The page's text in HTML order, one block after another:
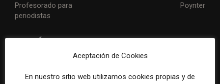
Profesorado para
periodistas
Poynter
Aceptación de Cookies
En nuestro sitio web utilizamos cookies propias y de